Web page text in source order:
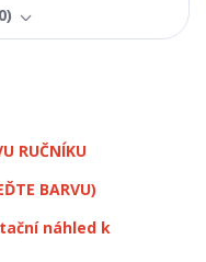
0
RUČNÍKU
BARVU)
náhled k